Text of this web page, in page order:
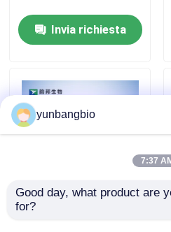
Controllo di qualità
Contattici
Notizie
Casi
Invia richiesta
3- ((1-Nafto-oyl)
yunbangbio
7:37
Good day, what product are
for?